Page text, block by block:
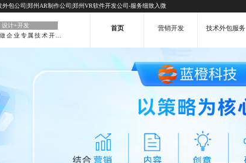
包公司|郑州AR制作公司|郑州VR软件开发公司-服务细致入微
设计+开发
首页 营销开发 技术外包服务